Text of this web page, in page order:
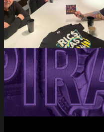
https://www.facebook.com/
Piramis az Instagramon:
https://www.instagram.com/